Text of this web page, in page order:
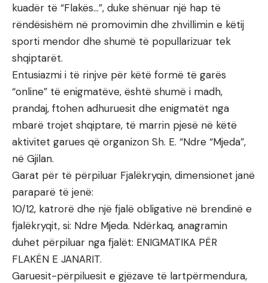
kuadër të “Flakës…”, duke shënuar një hap të
rëndësishëm në promovimin dhe zhvillimin e këtij
sporti mendor dhe shumë të popullarizuar tek
shqiptarët.
Entusiazmi i të rinjve për këtë formë të garës
“online” të enigmatëve, është shumë i madh,
prandaj, ftohen adhuruesit dhe enigmatët nga
mbarë trojet shqiptare, të marrin pjesë në këtë
aktivitet garues që organizon Sh. E. “Ndre “Mjeda”,
në Gjilan.
Garat për të përpiluar Fjalëkryqin, dimensionet janë
paraparë të jenë:
10/12, katrorë dhe një fjalë obligative në brendinë e
fjalëkryqit, si: Ndre Mjeda. Ndërkaq, anagramin
duhet përpiluar nga fjalët: ENIGMATIKA PËR
FLAKËN E JANARIT.
Garuesit-përpiluesit e gjëzave të lartpërmendura,